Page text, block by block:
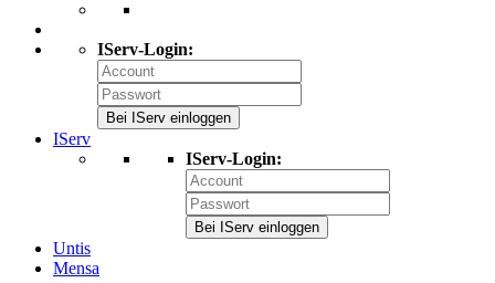
IServ-Login:
Bei IServ einloggen
IServ
IServ-Login:
Bei IServ einloggen
Untis
Mensa